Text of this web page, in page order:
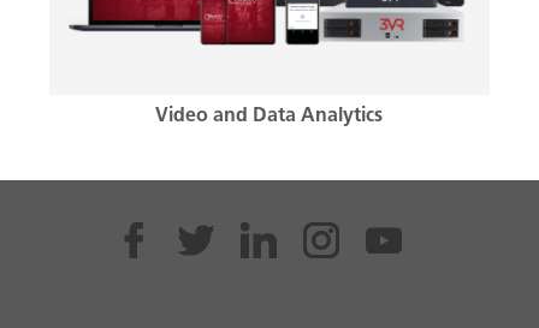
Video and Data Analytics